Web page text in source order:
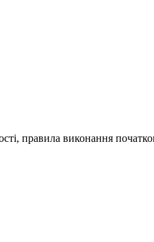
правила виконання